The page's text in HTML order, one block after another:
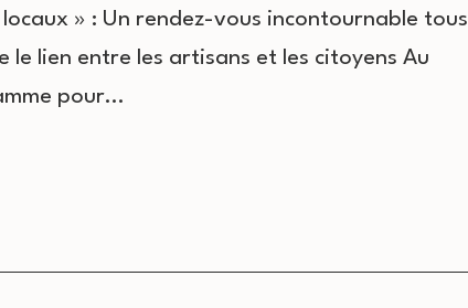
» : Un rendez-vous incontournable tous
le lien entre les artisans et les citoyens Au
pour…